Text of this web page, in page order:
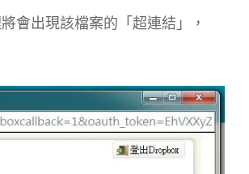
會出現該檔案的「超連結」，